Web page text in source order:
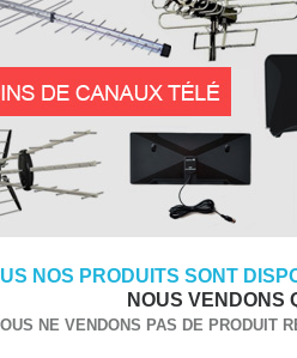
NOS PRODUITS SONT
NOUS VENDONS
NE VENDONS PAS DE PRODUIT